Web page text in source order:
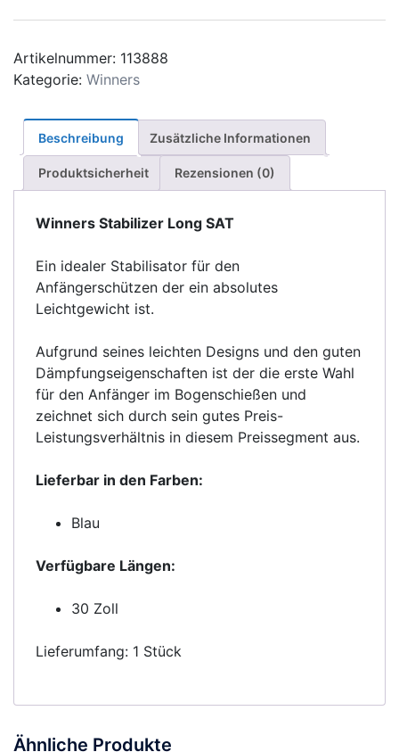
Artikelnummer: 113888
Kategorie: Winners
Beschreibung Zusätzliche Informationen
Produktsicherheit Rezensionen (0)
Winners Stabilizer Long SAT
Ein idealer Stabilisator für den
Anfängerschützen der ein absolutes
Leichtgewicht ist.
Aufgrund seines leichten Designs und den guten
Dämpfungseigenschaften ist der die erste Wahl
für den Anfänger im Bogenschießen und
zeichnet sich durch sein gutes Preis-
Leistungsverhältnis in diesem Preissegment aus.
Lieferbar in den Farben:
Blau
Verfügbare Längen:
30 Zoll
Lieferumfang: 1 Stück
Ähnliche Produkte